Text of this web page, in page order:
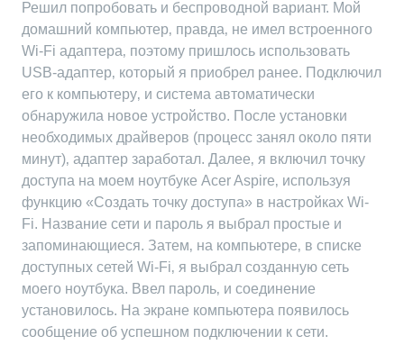
Решил попробовать и беспроводной вариант. Мой
домашний компьютер‚ правда‚ не имел встроенного
Wi-Fi адаптера‚ поэтому пришлось использовать
USB-адаптер‚ который я приобрел ранее. Подключил
его к компьютеру‚ и система автоматически
обнаружила новое устройство. После установки
необходимых драйверов (процесс занял около пяти
минут)‚ адаптер заработал. Далее‚ я включил точку
доступа на моем ноутбуке Acer Aspire‚ используя
функцию «Создать точку доступа» в настройках Wi-
Fi. Название сети и пароль я выбрал простые и
запоминающиеся. Затем‚ на компьютере‚ в списке
доступных сетей Wi-Fi‚ я выбрал созданную сеть
моего ноутбука. Ввел пароль‚ и соединение
установилось. На экране компьютера появилось
сообщение об успешном подключении к сети.